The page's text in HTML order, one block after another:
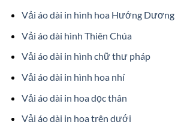
Vải áo dài in hình hoa Hướng Dương
Vải áo dài hình Thiên Chúa
Vải áo dài in hình chữ thư pháp
Vải áo dài in hình hoa nhí
Vải áo dài in hoa dọc thân
Vải áo dài in hoa trên dưới